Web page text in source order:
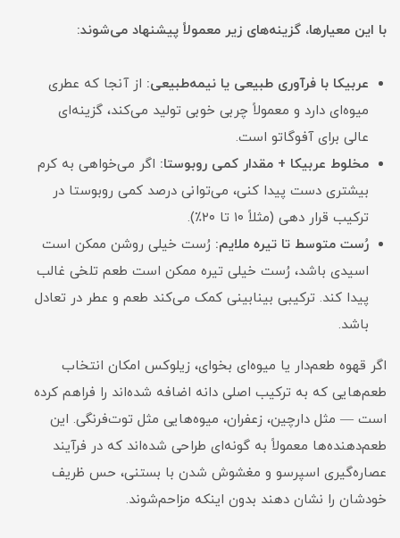
با این معیارها، گزینه‌های زیر معمولاً پیشنهاد می‌شوند:
عربیکا با فرآوری طبیعی یا نیمه‌طبیعی: از آنجا که عطری
میوه‌ای دارد و معمولاً چربی خوبی تولید می‌کند، گزینه‌ای
عالی برای آفوگاتو است.
مخلوط عربیکا + مقدار کمی روبوستا: اگر می‌خواهی به کرم
بیشتری دست پیدا کنی، می‌توانی درصد کمی روبوستا در
ترکیب قرار دهی (مثلاً ۱۰ تا ۲۰٪).
رُست متوسط تا تیره ملایم: رُست خیلی روشن ممکن است
اسیدی باشد، رُست خیلی تیره ممکن است طعم تلخی غالب
پیدا کند. ترکیبی بینابینی کمک می‌کند طعم و عطر در تعادل
باشد.
اگر قهوه طعم‌دار یا میوه‌ای بخوای، زیلوکس امکان انتخاب
طعم‌هایی که به ترکیب اصلی دانه اضافه شده‌اند را فراهم کرده
است — مثل دارچین، زعفران، میوه‌هایی مثل توت‌فرنگی. این
طعم‌دهنده‌ها معمولاً به گونه‌ای طراحی شده‌اند که در فرآیند
عصاره‌گیری اسپرسو و مغشوش شدن با بستنی، حس ظریف
خودشان را نشان دهند بدون اینکه مزاحم‌شوند.